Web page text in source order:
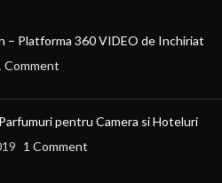
– Platforma 360 VIDEO de Inchiriat
Comment
pentru Camera si Hoteluri
1 Comment